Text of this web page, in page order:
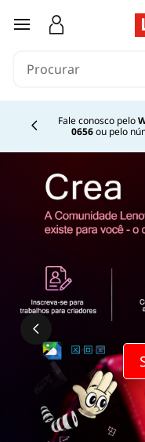
O
é
saltar para o
Fale conosco pelo
0656ou pelo